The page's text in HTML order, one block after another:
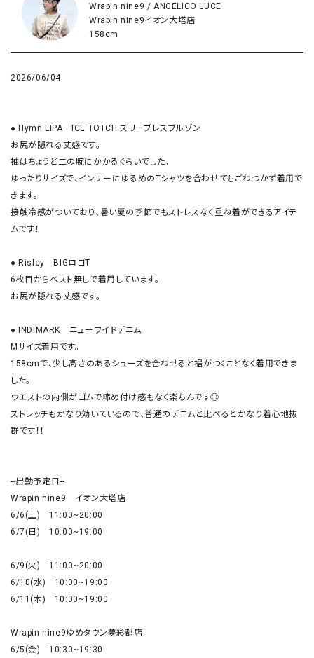
Wrapin nine9 / ANGELICO LUCE
Wrapin nine9イオン大塔店
158cm
2026/06/04
● Hymn LIPA　ICE TOTCH スリーブレスブルゾン
お尻が隠れる丈感です。
袖はちょうど二の腕にかかるぐらいでした。
ゆったりサイズで、インナーにゆるめのTシャツを合わせてもごわつかず着用で
きます。
接触冷感がついており、暑い夏の季節でもストレスなく重ね着ができるアイテ
ムです！
● Risley　BIGロゴT
6枚目からベスト無しで着用しています。
お尻が隠れる丈感です。
● INDIMARK　ニューワイドデニム
Mサイズ着用です。
158cmで、少し高さのあるシューズを合わせると裾がつくことなく着用できま
した。
ウエストの内側がゴムで締め付け感もなく楽ちんです◎
ストレッチもかなり効いているので、普通のデニムと比べるとかなり着心地抜
群です！！
--出勤予定日--
Wrapin nine9　イオン大塔店
6/6(土)　11:00~20:00
6/7(日)　10:00~19:00
6/9(火)　11:00~20:00
6/10(水)　10:00~19:00
6/11(木)　10:00~19:00
Wrapin nine9ゆめタウン夢彩都店
6/5(金)　10:30~19:30